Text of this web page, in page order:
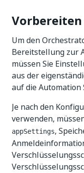
Um den
Bereitstellung zur
müssen Sie
aus der
auf die
Je nach den
verwenden,
appSettings,